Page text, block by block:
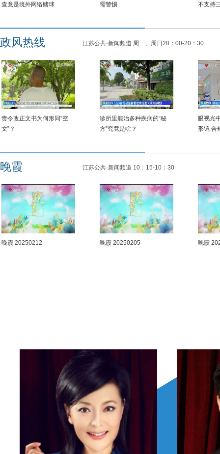
查竟是境外网络赌球
需警惕
不支持
政风热线 江苏公共·新闻频道 周一、周日20：00-20：30
责令改正文书为何形同“空
文”？
诊所里能治多种疾病的“秘
方”究竟是啥？
眼视光
形镜 合
晚霞 江苏公共·新闻频道 10：15-10：30
晚霞 20250212 晚霞 20250205 晚霞